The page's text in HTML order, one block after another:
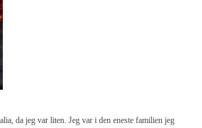
da jeg var liten. Jeg var i den eneste familien jeg